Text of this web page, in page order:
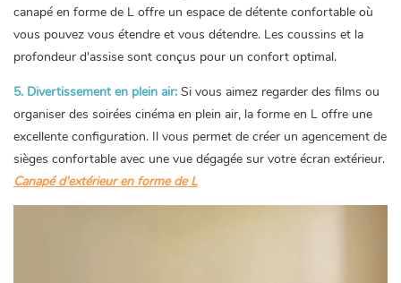
canapé en forme de L offre un espace de détente confortable où
vous pouvez vous étendre et vous détendre. Les coussins et la
profondeur d'assise sont conçus pour un confort optimal.
5. Divertissement en plein air: Si vous aimez regarder des films ou
organiser des soirées cinéma en plein air, la forme en L offre une
excellente configuration. Il vous permet de créer un agencement de
sièges confortable avec une vue dégagée sur votre écran extérieur.
Canapé d'extérieur en forme de L